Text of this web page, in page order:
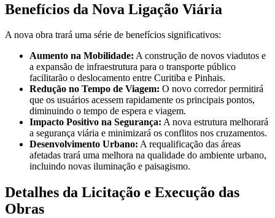
Benefícios da Nova Ligação Viária
A nova obra trará uma série de benefícios significativos:
Aumento na Mobilidade: A construção de novos viadutos e
a expansão de infraestrutura para o transporte público
facilitarão o deslocamento entre Curitiba e Pinhais.
Redução no Tempo de Viagem: O novo corredor permitirá
que os usuários acessem rapidamente os principais pontos,
diminuindo o tempo de espera e viagem.
Impacto Positivo na Segurança: A nova estrutura melhorará
a segurança viária e minimizará os conflitos nos cruzamentos.
Desenvolvimento Urbano: A requalificação das áreas
afetadas trará uma melhora na qualidade do ambiente urbano,
incluindo novas iluminação e paisagismo.
Detalhes da Licitação e Execução das
Obras